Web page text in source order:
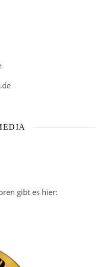
gibt es hier: